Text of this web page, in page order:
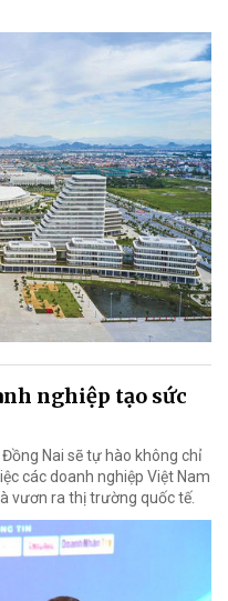
nghiệp tạo sức
Nai sẽ tự hào không chỉ
các doanh nghiệp Việt Nam
vươn ra thị trường quốc tế.